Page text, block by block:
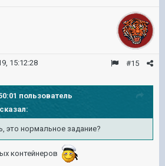
#15
15:12:28
пользователь
сказал:
это нормальное задание?
контейнеров